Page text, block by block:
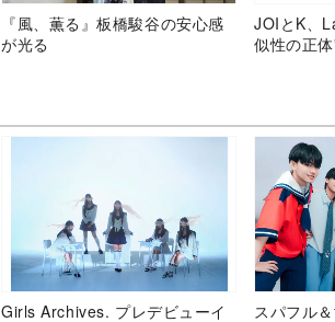
『風、薫る』板橋駿谷の安心感
が光る
JOIとK、
似性の正体
Girls Archives. プレデビューイ
スパフル